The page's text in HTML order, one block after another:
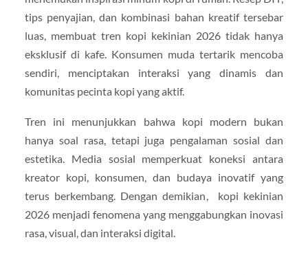
tips penyajian, dan kombinasi bahan kreatif tersebar
luas, membuat tren kopi kekinian 2026 tidak hanya
eksklusif di kafe. Konsumen muda tertarik mencoba
sendiri, menciptakan interaksi yang dinamis dan
komunitas pecinta kopi yang aktif.
Tren ini menunjukkan bahwa kopi modern bukan
hanya soal rasa, tetapi juga pengalaman sosial dan
estetika. Media sosial memperkuat koneksi antara
kreator kopi, konsumen, dan budaya inovatif yang
terus berkembang. Dengan demikian, kopi kekinian
2026 menjadi fenomena yang menggabungkan inovasi
rasa, visual, dan interaksi digital.